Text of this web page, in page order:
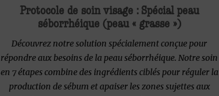
Protocole de soin visage : Spécial peau
séborrhéique (peau « grasse »)
Découvrez notre solution spécialement conçue pour
répondre aux besoins de la peau séborrhéique. Notre soin
en 7 étapes combine des ingrédients ciblés pour réguler la
production de sébum et apaiser les zones sujettes aux